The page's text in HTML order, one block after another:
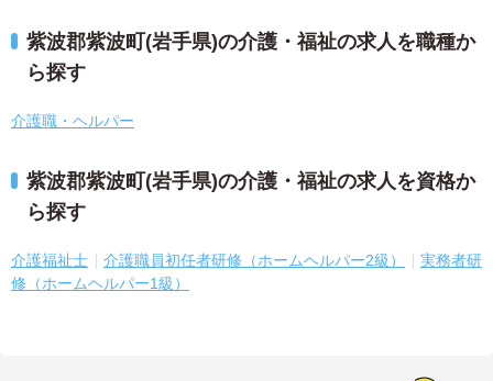
紫波郡紫波町(岩手県)の介護・福祉の求人を職種か
ら探す
介護職・ヘルパー
紫波郡紫波町(岩手県)の介護・福祉の求人を資格か
ら探す
介護福祉士 介護職員初任者研修（ホームヘルパー2級）
実務者研
修（ホームヘルパー1級）